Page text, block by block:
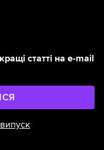
статті на e-mail